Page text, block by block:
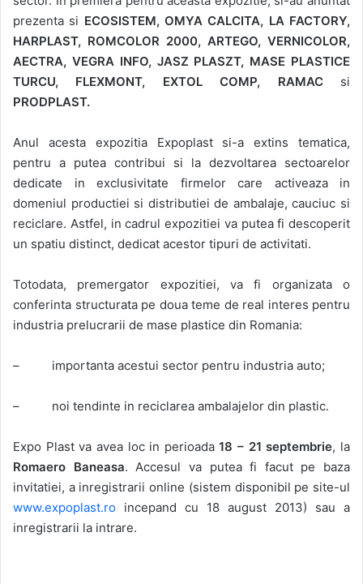
prezenta si ECOSISTEM, OMYA CALCITA, LA FACTORY,
HARPLAST, ROMCOLOR 2000, ARTEGO, VERNICOLOR,
AECTRA, VEGRA INFO, JASZ PLASZT, MASE PLASTICE
TURCU, FLEXMONT, EXTOL COMP, RAMAC si
PRODPLAST.
Anul acesta expozitia Expoplast si-a extins tematica,
pentru a putea contribui si la dezvoltarea sectoarelor
dedicate in exclusivitate firmelor care activeaza in
domeniul productiei si distributiei de ambalaje, cauciuc si
reciclare. Astfel, in cadrul expozitiei va putea fi descoperit
un spatiu distinct, dedicat acestor tipuri de activitati.
Totodata, premergator expozitiei, va fi organizata o
conferinta structurata pe doua teme de real interes pentru
industria prelucrarii de mase plastice din Romania:
– importanta acestui sector pentru industria auto;
– noi tendinte in reciclarea ambalajelor din plastic.
Expo Plast va avea loc in perioada18 – 21 septembrie, la
Romaero Baneasa. Accesul va putea fi facut pe baza
invitatiei, a inregistrarii online (sistem disponibil pe site-ul
www.expoplast.ro incepand cu 18 august 2013) sau a
inregistrarii la intrare.